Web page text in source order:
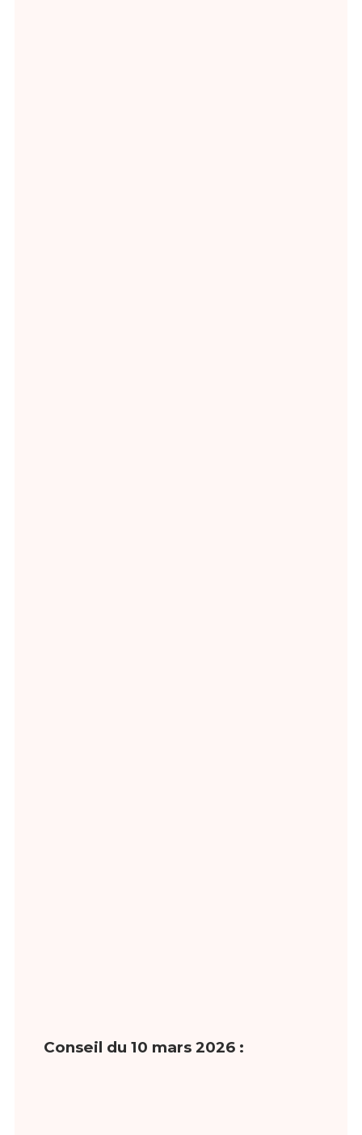
Conseil du 10 mars 2026 :